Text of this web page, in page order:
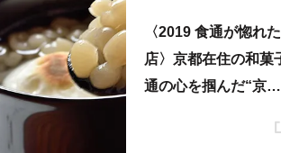
〈2019 食通が惚れた
店〉京都在住の和菓
通の心を掴んだ“京の